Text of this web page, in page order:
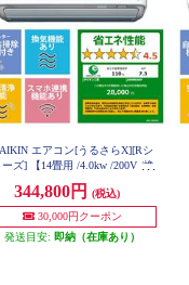
エアコン[うるさらX][Rシ
ズ] 【14畳用 /4.0kw /200V /換
年モデル】 AN406ARP-W-ESE
T
344,800円
(税込)
30,000円クーポン
発送目安: 即納（在庫あり）